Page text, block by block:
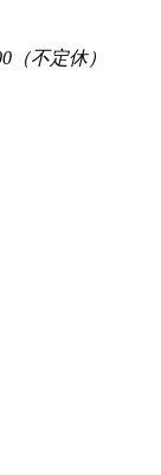
（不定休）